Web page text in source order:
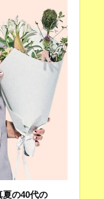
夏の40代の